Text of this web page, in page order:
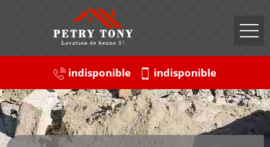
indisponible indisponible